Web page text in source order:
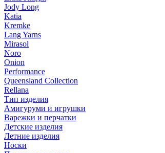
Jody Long
Katia
Kremke
Lang Yarns
Mirasol
Noro
Onion
Performance
Queensland Collection
Rellana
Тип изделия
Амигуруми и игрушки
Варежки и перчатки
Детские изделия
Летние изделия
Носки